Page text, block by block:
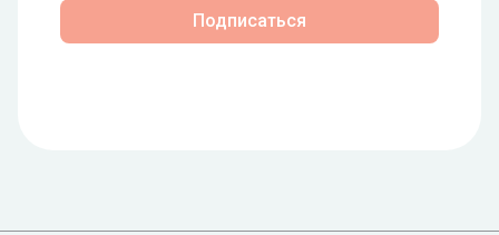
Подписаться